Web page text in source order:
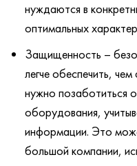
нуждаются в
оптимальных
Защищенность –
легче обеспечить,
нужно позаботиться
оборудования,
информации. Это
большой компании,